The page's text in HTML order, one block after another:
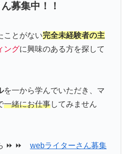
募集中！！
ことがない完全未経験者の主
ングに興味のある方を探して
を一から学んでいただき、マ
一緒にお仕事してみません
⏩ ⏩ webライターさん募集